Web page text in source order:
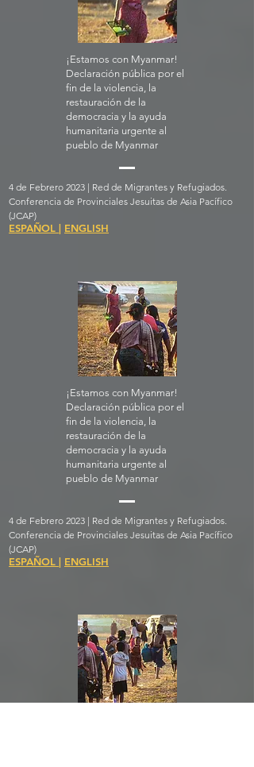
¡Estamos con Myanmar!
Declaración pública por el
fin de la violencia, la
restauración de la
democracia y la ayuda
humanitaria urgente al
pueblo de Myanmar
4 de Febrero 2023 | Red de Migrantes y Refugiados.
Conferencia de Provinciales Jesuitas de Asia Pacífico
(JCAP)
ESPAÑOL | ENGLISH
¡Estamos con Myanmar!
Declaración pública por el
fin de la violencia, la
restauración de la
democracia y la ayuda
humanitaria urgente al
pueblo de Myanmar
4 de Febrero 2023 | Red de Migrantes y Refugiados.
Conferencia de Provinciales Jesuitas de Asia Pacífico
(JCAP)
ESPAÑOL | ENGLISH